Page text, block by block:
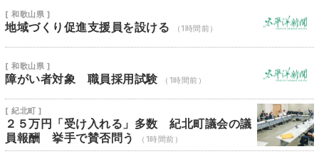
[ 和歌山県 ]
地域づくり促進支援員を設ける （1時間前）
[ 和歌山県 ]
障がい者対象 職員採用試験 （1時間前）
[ 紀北町 ]
２５万円「受け入れる」多数 紀北町議会の議
員報酬 挙手で賛否問う
（1時間前）